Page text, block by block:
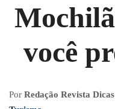
você
Por Redação Revista Dicas